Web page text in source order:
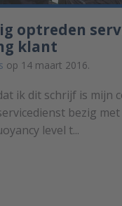
optreden
klant
op 14 maart 2016.
ik dit schrijf is mijn
bezig
level t...